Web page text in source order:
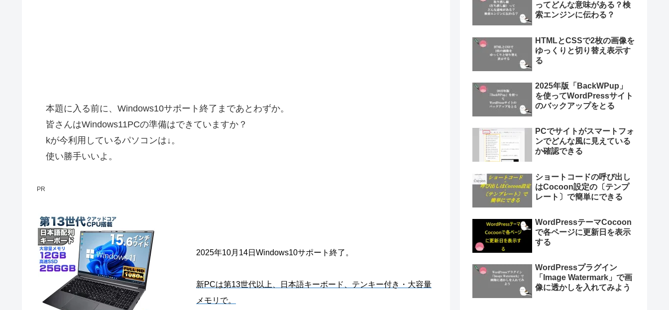
本題に入る前に、Windows10サポート終了まであとわずか。
皆さんはWindows11PCの準備はできていますか？
kが今利用しているパソコンは↓。
使い勝手いいよ。
PR
2025年10月14日Windows10サポート終了。
新PCは第13世代以上、日本語キーボード、テンキー付き・大容量
メモリで。
ってどんな意味がある？検
索エンジンに伝わる？
HTMLとCSSで2枚の画像を
ゆっくりと切り替え表示す
る
2025年版「BackWPup」
を使ってWordPressサイト
のバックアップをとる
PCでサイトがスマートフォ
ンでどんな風に見えている
か確認できる
ショートコードの呼び出し
はCocoon設定の〔テンプ
レート〕で簡単にできる
WordPressテーマCocoon
で各ページに更新日を表示
する
WordPressプラグイン
「Image Watermark」で画
像に透かしを入れてみよう